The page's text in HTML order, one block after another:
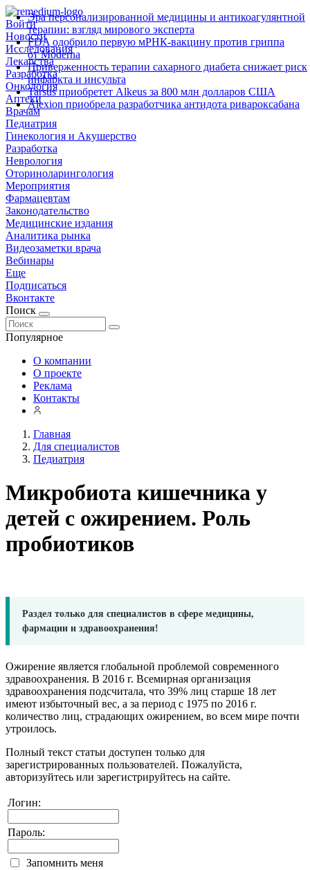
Войти
Новости
Исследования
Лекарства
Разработка
Онкология
Аптеки
Врачам
Педиатрия
Гинекология и Акушерство
Разработка
Неврология
Оториноларингология
Мероприятия
Фармацевтам
Законодательство
Медицинские издания
Аналитика рынка
Видеозаметки врача
Вебинары
Еще
Подписаться
Вконтакте
Поиск
Популярное
Эра персонализированной медицины и антикоагулянтной
терапии: взгляд мирового эксперта
FDA одобрило первую мРНК‑вакцину против гриппа
от Moderna
Приверженность терапии сахарного диабета снижает риск
инфаркта и инсульта
Tarsus приобретет Alkeus за 800 млн долларов США
Alexion приобрела разработчика антидота ривароксабана
О компании
О проекте
Реклама
Контакты
Главная
Для специалистов
Педиатрия
Микробиота кишечника у
детей с ожирением. Роль
пробиотиков
Раздел только для специалистов в сфере медицины,
фармации и здравоохранения!
Ожирение является глобальной проблемой современного
здравоохранения. В 2016 г. Всемирная организация
здравоохранения подсчитала, что 39% лиц старше 18 лет
имеют избыточный вес, а за период с 1975 по 2016 г.
количество лиц, страдающих ожирением, во всем мире почти
утроилось.
Полный текст статьи доступен только для
зарегистрированных пользователей. Пожалуйста,
авторизуйтесь или зарегистрируйтесь на сайте.
Логин:
Пароль:
Запомнить меня